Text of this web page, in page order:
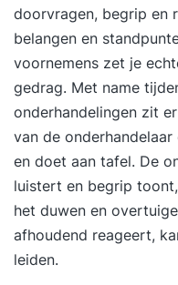
doorvragen, begrip en
belangen en
voornemens zet je
gedrag. Met name
onderhandelingen zit
van de
en doet aan tafel. De
luistert en begrip
het duwen en
afhoudend reageert,
leiden.